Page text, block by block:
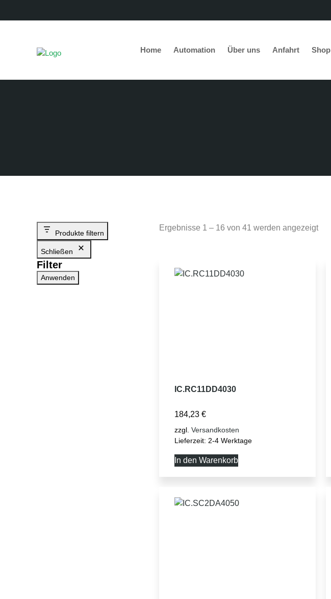
Home Automation Über uns Anfahrt Shop
Produkte filtern
Schließen
Filter
Anwenden
Ergebnisse 1 – 16 von 41 werden angezeigt
IC.RC11DD4030
184,23 €
zzgl. Versandkosten
Lieferzeit: 2-4 Werktage
In den Warenkorb